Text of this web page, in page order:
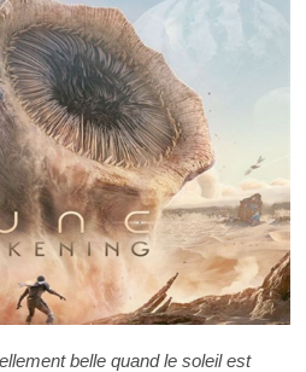
belle quand le soleil est